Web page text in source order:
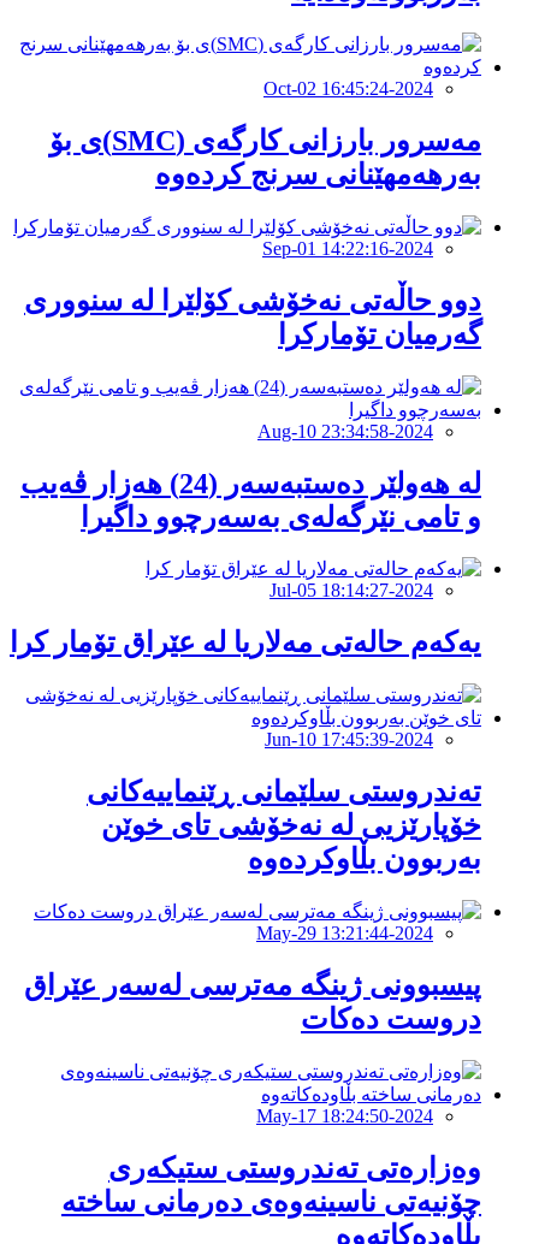
2024-Oct-02 16:45:24
مەسرور بارزانی كارگەی (SMC)ی بۆ
بەرهەمهێنانی سرنج كردەوە
2024-Sep-01 14:22:16
دوو حاڵەتی نەخۆشی كۆلێرا لە سنووری
گەرمیان تۆماركرا
2024-Aug-10 23:34:58
لە هەولێر دەستبەسەر (24) هەزار ڤەیب
و تامى نێرگەلەى بەسەرچوو داگیرا
2024-Jul-05 18:14:27
یەکەم حالەتی مەلاریا لە عێراق تۆمار کرا
2024-Jun-10 17:45:39
تەندروستى سلێمانى ڕێنماییەکانى
خۆپارێزیی لە نەخۆشى تاى خوێن
بەربوون بڵاوکردەوە
2024-May-29 13:21:44
پیسبوونی ژینگە مەترسى لەسەر عێراق
دروست دەکات
2024-May-17 18:24:50
وەزارەتى تەندروستى ستیکەرى
چۆنیەتى ناسینەوەى دەرمانى ساختە
بڵاودەکاتەوە